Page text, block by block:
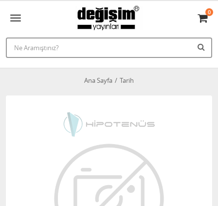
0
Ana Sayfa Tarih